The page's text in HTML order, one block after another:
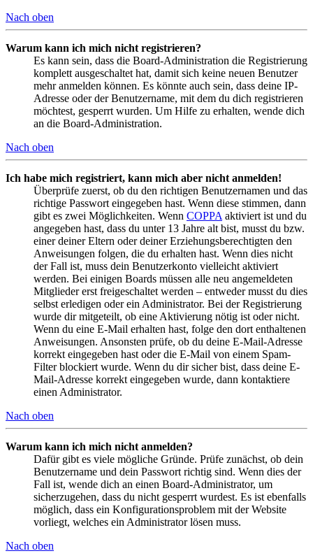
Nach oben
Warum kann ich mich nicht registrieren?
Es kann sein, dass die Board-Administration die Registrierung
komplett ausgeschaltet hat, damit sich keine neuen Benutzer
mehr anmelden können. Es könnte auch sein, dass deine IP-
Adresse oder der Benutzername, mit dem du dich registrieren
möchtest, gesperrt wurden. Um Hilfe zu erhalten, wende dich
an die Board-Administration.
Nach oben
Ich habe mich registriert, kann mich aber nicht anmelden!
Überprüfe zuerst, ob du den richtigen Benutzernamen und das
richtige Passwort eingegeben hast. Wenn diese stimmen, dann
gibt es zwei Möglichkeiten. Wenn COPPA aktiviert ist und du
angegeben hast, dass du unter 13 Jahre alt bist, musst du bzw.
einer deiner Eltern oder deiner Erziehungsberechtigten den
Anweisungen folgen, die du erhalten hast. Wenn dies nicht
der Fall ist, muss dein Benutzerkonto vielleicht aktiviert
werden. Bei einigen Boards müssen alle neu angemeldeten
Mitglieder erst freigeschaltet werden – entweder musst du dies
selbst erledigen oder ein Administrator. Bei der Registrierung
wurde dir mitgeteilt, ob eine Aktivierung nötig ist oder nicht.
Wenn du eine E-Mail erhalten hast, folge den dort enthaltenen
Anweisungen. Ansonsten prüfe, ob du deine E-Mail-Adresse
korrekt eingegeben hast oder die E-Mail von einem Spam-
Filter blockiert wurde. Wenn du dir sicher bist, dass deine E-
Mail-Adresse korrekt eingegeben wurde, dann kontaktiere
einen Administrator.
Nach oben
Warum kann ich mich nicht anmelden?
Dafür gibt es viele mögliche Gründe. Prüfe zunächst, ob dein
Benutzername und dein Passwort richtig sind. Wenn dies der
Fall ist, wende dich an einen Board-Administrator, um
sicherzugehen, dass du nicht gesperrt wurdest. Es ist ebenfalls
möglich, dass ein Konfigurationsproblem mit der Website
vorliegt, welches ein Administrator lösen muss.
Nach oben